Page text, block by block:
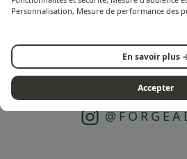
SÍGANOS EN
Personnalisation, Mesure de performance des
En savoir plus
Accepter